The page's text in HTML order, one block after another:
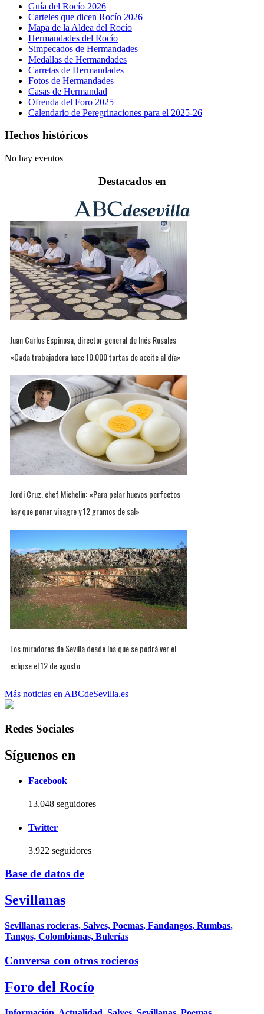
Guía del Rocío 2026
Carteles que dicen Rocío 2026
Mapa de la Aldea del Rocío
Hermandades del Rocío
Simpecados de Hermandades
Medallas de Hermandades
Carretas de Hermandades
Fotos de Hermandades
Casas de Hermandad
Ofrenda del Foro 2025
Calendario de Peregrinaciones para el 2025-26
Hechos históricos
No hay eventos
Destacados en
Juan Carlos Espinosa, director general de Inés Rosales:
«Cada trabajadora hace 10.000 tortas de aceite al día»
Jordi Cruz, chef Michelin: «Para pelar huevos perfectos
hay que poner vinagre y 12 gramos de sal»
Los miradores de Sevilla desde los que se podrá ver el
eclipse el 12 de agosto
Más noticias en ABCdeSevilla.es
Redes Sociales
Síguenos en
Facebook
13.048 seguidores
Twitter
3.922 seguidores
Base de datos de
Sevillanas
Sevillanas rocieras, Salves, Poemas, Fandangos, Rumbas,
Tangos, Colombianas, Bulerías
Conversa con otros rocieros
Foro del Rocío